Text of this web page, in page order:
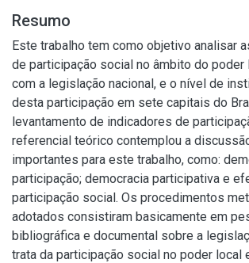
Resumo
Este trabalho tem como objetivo analisar
de participação social no âmbito do poder
com a legislação nacional, e o nível de
desta participação em sete capitais do
levantamento de indicadores de
referencial teórico contemplou a
importantes para este trabalho, como:
participação; democracia participativa e
participação social. Os procedimentos
adotados consistiram basicamente em
bibliográfica e documental sobre a
trata da participação social no poder local